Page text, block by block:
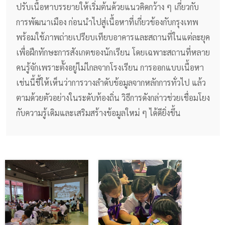
ปรับเนื้อหาบรรยายให้เริ่มต้นด้วยแนวคิดกว้าง ๆ เกี่ยวกับ
การพัฒนาเมือง ก่อนนำไปสู่เนื้อหาที่เกี่ยวข้องกับกรุงเทพ
พร้อมใช้ภาพถ่ายเปรียบเทียบอาคารและสถานที่ในแต่ละยุค
เพื่อฝึกทักษะการสังเกตของนักเรียน โดยเฉพาะสถานที่หลาย
คนรู้จักเพราะตั้งอยู่ไม่ไกลจากโรงเรียน การออกแบบเนื้อหา
เช่นนี้ชี้ให้เห็นว่าการวางลำดับข้อมูลจากหลักการทั่วไป แล้ว
ตามด้วยตัวอย่างในระดับท้องถิ่น วิธีการดังกล่าวช่วยเชื่อมโยง
กับความรู้เดิมและเสริมสร้างข้อมูลใหม่ ๆ ได้ดียิ่งขึ้น